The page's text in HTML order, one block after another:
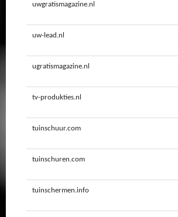
uwgratismagazine.nl
uw-lead.nl
ugratismagazine.nl
tv-produkties.nl
tuinschuur.com
tuinschuren.com
tuinschermen.info